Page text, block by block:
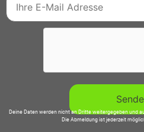
Deine Daten werden nicht an Dritte weitergegeben und
Die Abmeldung ist jederzeit